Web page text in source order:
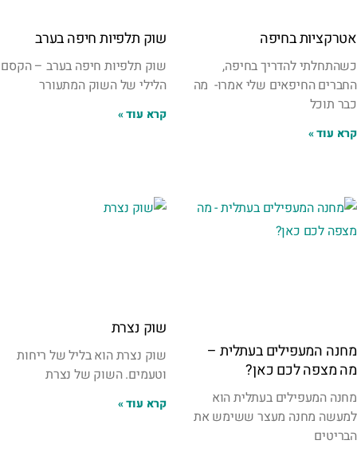
אטרקציות בחיפה
כשהתחלתי להדריך בחיפה,
החברים החיפאים שלי אמרו- מה
כבר תוכל
קרא עוד »
שוק תלפיות חיפה בערב
שוק תלפיות חיפה בערב – הקסם
הלילי של השוק המתעורר
קרא עוד »
מחנה המעפילים בעתלית –
מה מצפה לכם כאן?
מחנה המעפילים בעתלית הוא
למעשה מחנה מעצר ששימש את
הבריטים
שוק נצרת
שוק נצרת הוא בליל של ריחות
וטעמים. השוק של נצרת
קרא עוד »